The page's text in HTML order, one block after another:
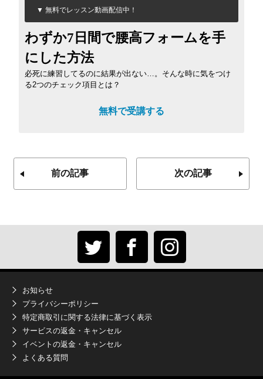
▼ 無料でレッスン動画配信中！
わずか7日間で腰高フォームを手
にした方法
必死に練習してるのに結果が出ない…。そんな時に気をつけ
る2つのチェック項目とは？
無料で受講する
次の記事
前の記事
お知らせ
プライバシーポリシー
特定商取引に関する法律に基づく表示
サービスの返金・キャンセル
イベントの返金・キャンセル
よくある質問